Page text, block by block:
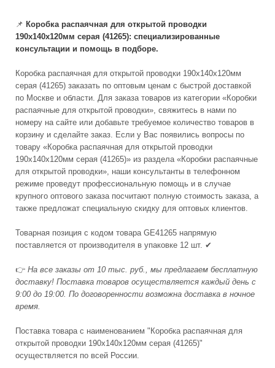
📌 Коробка распаячная для открытой проводки
190х140х120мм серая (41265): специализированные
консультации и помощь в подборе.
Коробка распаячная для открытой проводки 190х140х120мм
серая (41265) заказать по оптовым ценам с быстрой доставкой
по Москве и области. Для заказа товаров из категории «Коробки
распаячные для открытой проводки», свяжитесь в нами по
номеру на сайте или добавьте требуемое количество товаров в
корзину и сделайте заказ. Если у Вас появились вопросы по
товару «Коробка распаячная для открытой проводки
190х140х120мм серая (41265)» из раздела «Коробки распаячные
для открытой проводки», наши консультанты в телефонном
режиме проведут профессиональную помощь и в случае
крупного оптового заказа посчитают полную стоимость заказа, а
также предложат специальную скидку для оптовых клиентов.
Товарная позиция с кодом товара GE41265 напрямую
поставляется от производителя в упаковке 12 шт. ✔
👉 На все заказы от 10 тыс. руб., мы предлагаем бесплатную
доставку! Поставка товаров осуществляется каждый день с
9:00 до 19:00. По договоренности возможна доставка в ночное
время.
Поставка товара с наименованием "Коробка распаячная для
открытой проводки 190х140х120мм серая (41265)"
осуществляется по всей России.